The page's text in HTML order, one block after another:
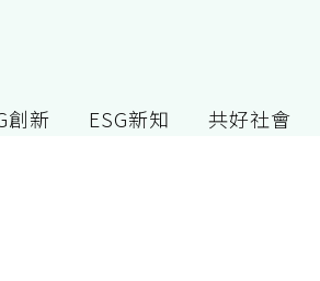
創新 ESG新知 共好社會